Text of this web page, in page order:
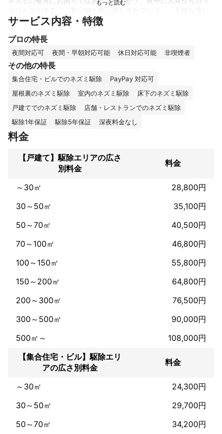
がする」といったお悩みは、お客様の生活の質を大きく低下さ
駆除バリアは、長年の経験と実績で、お客様のネズミのお悩みを
根本から解決します。
当社の強み：
徹底した再発防止: 一時的な駆除だけでなく、ネズミの侵入経路を
徹底的に特定し、確実に封鎖することで、再発を強力に防ぎま
す。
安心・安全な駆除: 薬剤の使用を最小限に抑え、お子様やペットに
配慮した安全な方法で駆除を行います。
高いお客様満足度: お客様満足度98.5%を誇り、多くのお客様に安
10年間の長期保証: 作業後、10年以内にネズミが再発生した場合
は、無料で再駆除いたします。
せんのでご安心ください。
ネズミの被害は放置すると拡大するばかりです。私たち駆除バリ
手伝いをいたします。
どんな些細なことでも構いません。まずは、お気軽にご相談くだ
さい。
これまでの実績
おかげさまで、「駆除バリア」は2,000件以上のご依頼をいただ
まいりました。お客様満足度は98.5%と高い評価をいただいてお
ります。
長年の経験を通じて培ってきた専門知識と確かな技術により、
実現してまいりました。お客様からは、「迅速な対応で助かっ
た」「丁寧な説明で安心して任せられた」といった感謝の言葉を
きる生活環境を取り戻すために、誠心誠意努めてまいりました。
サービス内容・特徴
プロの特長
夜間対応可 夜間・早朝対応可能 休日対応可能 非喫煙者
その他の特長
集合住宅・ビルでのネズミ駆除
PayPay 対応可
屋根裏のネズミ駆除
室内のネズミ駆除
床下のネズミ駆除
戸建てでのネズミ駆除
店舗・レストランでのネズミ駆除
駆除1年保証
駆除5年保証 深夜料金なし
料金
【戸建て】駆除エリアの広さ
別料金
料金
～30㎡
28,800円
30～50㎡
35,100円
50～70㎡
40,500円
70～100㎡
46,800円
100～150㎡
55,800円
150～200㎡
64,800円
200～300㎡
76,500円
300～500㎡
90,000円
500㎡～
108,000円
【集合住宅・ビル】駆除エリ
アの広さ別料金
料金
～30㎡
24,300円
30～50㎡
29,700円
50～70㎡
34,200円